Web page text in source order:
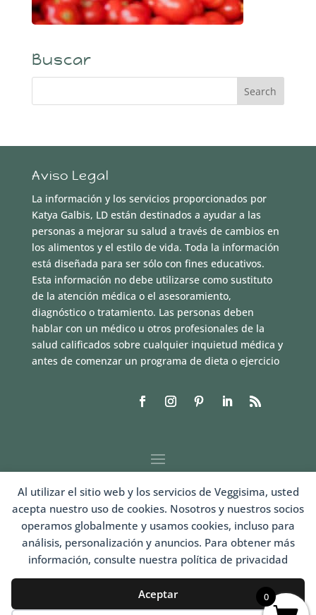
Al utilizar el sitio web y los servicios de Veggisima, usted
acepta nuestro uso de cookies. Nosotros y nuestros socios
operamos globalmente y usamos cookies, incluso para
análisis, personalización y anuncios. Para obtener más
información, consulte nuestra política de privacidad
Aceptar
Buscar
Aviso Legal
La información y los servicios proporcionados por
Katya Galbis, LD están destinados a ayudar a las
personas a mejorar su salud a través de cambios en
los alimentos y el estilo de vida. Toda la información
está diseñada para ser sólo con fines educativos.
Esta información no debe utilizarse como sustituto
de la atención médica o el asesoramiento,
diagnóstico o tratamiento. Las personas deben
hablar con un médico u otros profesionales de la
salud calificados sobre cualquier inquietud médica y
antes de comenzar un programa de dieta o ejercicio
0